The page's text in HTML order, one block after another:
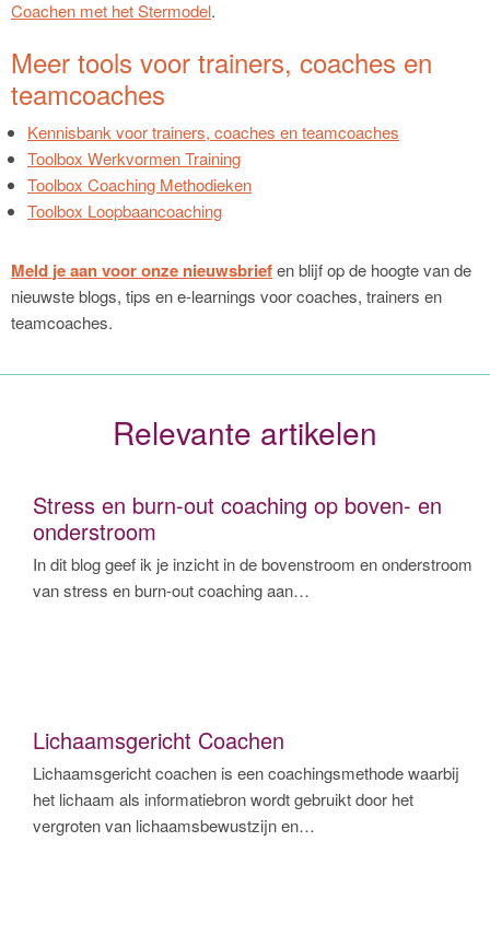
Coachen met het Stermodel.
Meer tools voor trainers, coaches en
teamcoaches
Kennisbank voor trainers, coaches en teamcoaches
Toolbox Werkvormen Training
Toolbox Coaching Methodieken
Toolbox Loopbaancoaching
Meld je aan voor onze nieuwsbriefen blijf op de hoogte van de
nieuwste blogs, tips en e-learnings voor coaches, trainers en
teamcoaches.
Relevante artikelen
Stress en burn-out coaching op boven- en
onderstroom
In dit blog geef ik je inzicht in de bovenstroom en onderstroom
van stress en burn-out coaching aan…
Lichaamsgericht Coachen
Lichaamsgericht coachen is een coachingsmethode waarbij
het lichaam als informatiebron wordt gebruikt door het
vergroten van lichaamsbewustzijn en…